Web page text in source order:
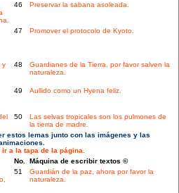
46 Preservar la sabana asoleada.
47 Promover el protocolo de Kyoto.
y
48
Guardianes de la Tierra, por favor salven la
naturaleza.
49 Aullido como un Hyena feliz.
50
Las selvas tropicales son los pulmones de
la tierra de madre.
estos lemas junto con las imágenes y las
ir a la tapa de la página.
No. Máquina de escribir textos ©
51
Guardián de la paz, ahora por favor la
naturaleza.